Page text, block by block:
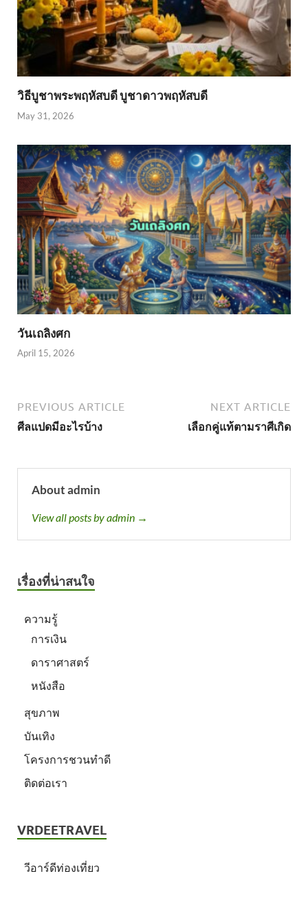
วิธีบูชาพระพฤหัสบดี บูชาดาวพฤหัสบดี
May 31, 2026
วันเถลิงศก
April 15, 2026
PREVIOUS ARTICLE
ศีลแปดมีอะไรบ้าง
NEXT ARTICLE
เลือกคู่แท้ตามราศีเกิด
About admin
View all posts by admin →
เรื่องที่น่าสนใจ
ความรู้
การเงิน
ดาราศาสตร์
หนังสือ
สุขภาพ
บันเทิง
โครงการชวนทำดี
ติดต่อเรา
VRDEETRAVEL
วีอาร์ดีท่องเที่ยว